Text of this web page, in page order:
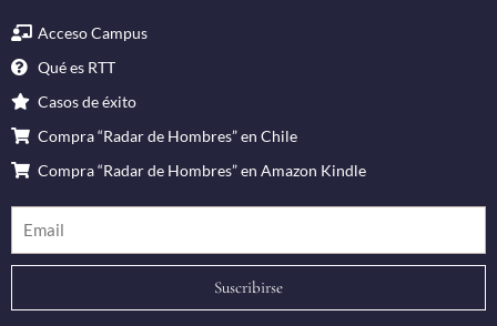
Acceso Campus
Qué es RTT
Casos de éxito
Compra “Radar de Hombres” en Chile
Compra “Radar de Hombres” en Amazon Kindle
Suscribirse